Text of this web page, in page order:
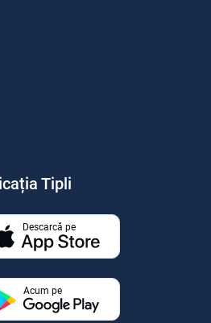
Tipli
Descarcă pe
Acum pe